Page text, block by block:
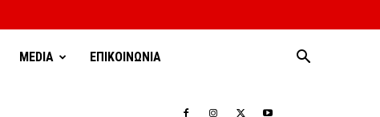
MEDIA ΕΠΙΚΟΙΝΩΝΙΑ